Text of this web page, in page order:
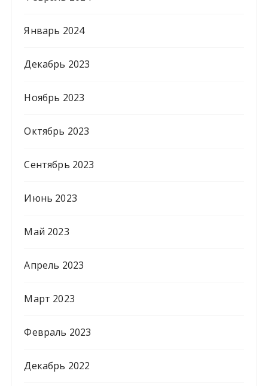
Январь 2024
Декабрь 2023
Ноябрь 2023
Октябрь 2023
Сентябрь 2023
Июнь 2023
Май 2023
Апрель 2023
Март 2023
Февраль 2023
Декабрь 2022